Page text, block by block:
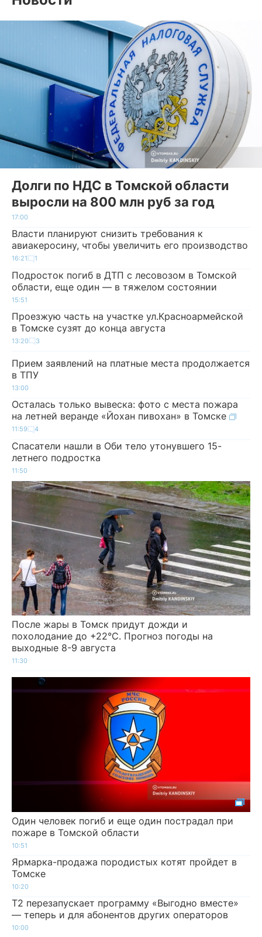
Долги по НДС в Томской области
выросли на 800 млн руб за год
17:00
Власти планируют снизить требования к
авиакеросину, чтобы увеличить его производство
16:21 1
Подросток погиб в ДТП с лесовозом в Томской
области, еще один — в тяжелом состоянии
15:51
Проезжую часть на участке ул.Красноармейской
в Томске сузят до конца августа
13:20 3
Прием заявлений на платные места продолжается
в ТПУ
13:00
Осталась только вывеска: фото с места пожара
на летней веранде «Йохан пивохан» в Томске
11:59 4
Спасатели нашли в Оби тело утонувшего 15-
летнего подростка
11:50
После жары в Томск придут дожди и
похолодание до +22°C. Прогноз погоды на
выходные 8-9 августа
11:30
Один человек погиб и еще один пострадал при
пожаре в Томской области
10:51
Ярмарка-продажа породистых котят пройдет в
Томске
10:20
Т2 перезапускает программу «Выгодно вместе»
— теперь и для абонентов других операторов
10:00